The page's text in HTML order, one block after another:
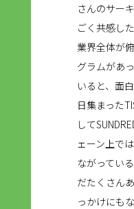
さんのサー
ごく共感し
業界全体が
グラムがあ
いると、面
日集まった
して
ェーン上で
ながってい
だたくさん
っかけにも